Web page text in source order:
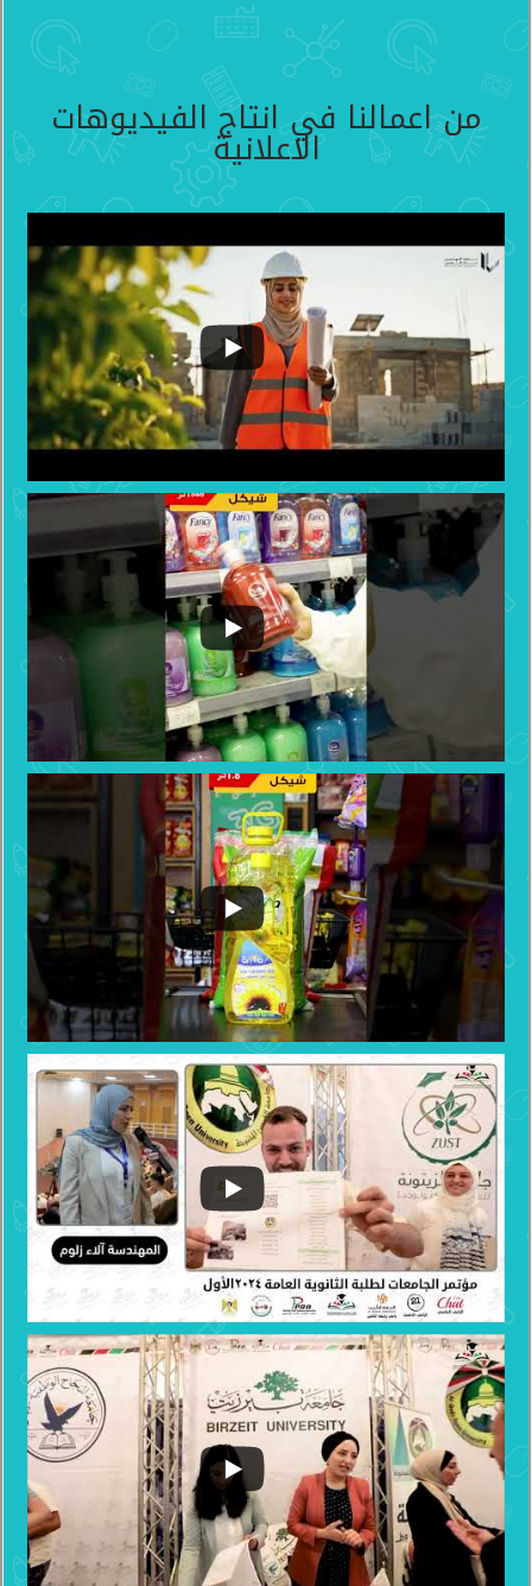
من اعمالنا في انتاج الفيديوهات
الاعلانية